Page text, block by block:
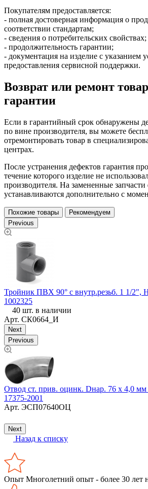
Покупателям предоставляется:
- полная достоверная информация о
соответствии стандартам;
- сведения о потребительских свойствах;
- продолжительность гарантии;
- документация на изделие с указанием
предоставления сервисной поддержки.
Возврат или ремонт
гарантии
Если в гарантийный срок обнаружены
по вине производителя, вы можете
отремонтировать товар в
центрах.
После устранения дефектов гарантия
течение которого изделие не
производителя. На замененные запчасти
устанавливаются дополнительно с
Похожие товары
Рекомендуем
Previous
Тройник ПВХ 90° с внутр.резьб. 1 1/2",
1002325
40 шт. в наличии
Арт. СК0664_И
Next
Previous
Отвод ст. прив. оцинк. Dнар. 76 х 4,0
17375-2001
Арт. ЭСП07640ОЦ
Next
Назад к списку
Опыт Многолетний опыт - более 30 лет